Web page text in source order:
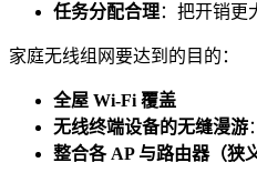
任务分配合理：把开销更
家庭无线组网要达到的目的：
全屋 Wi-Fi 覆盖
无线终端设备的无缝漫游
整合各 AP 与路由器（狭